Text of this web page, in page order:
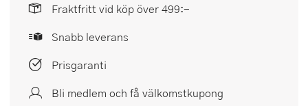
Fraktfritt vid köp över 499:-
Snabb leverans
Prisgaranti
Bli medlem och få välkomstkupong